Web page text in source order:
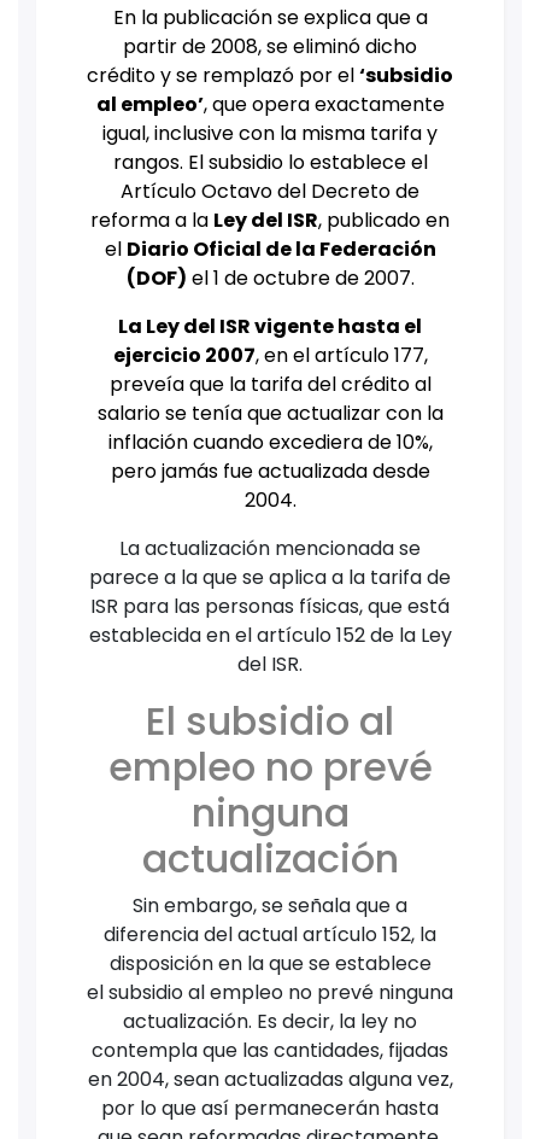
En la publicación se explica que a
partir de 2008, se eliminó dicho
crédito y se remplazó por el‘subsidio
al empleo’, que opera exactamente
igual, inclusive con la misma tarifa y
rangos. El subsidio lo establece el
Artículo Octavo del Decreto de
reforma a la Ley del ISR, publicado en
el Diario Oficial de la Federación
(DOF) el 1 de octubre de 2007.
La Ley del ISR vigente hasta el
ejercicio 2007, en el artículo 177,
preveía que la tarifa del crédito al
salario se tenía que actualizar con la
inflación cuando excediera de 10%,
pero jamás fue actualizada desde
2004.
La actualización mencionada se
parece a la que se aplica a la tarifa de
ISR para las personas físicas, que está
establecida en el artículo 152 de la Ley
del ISR.
El subsidio al
empleo no prevé
ninguna
actualización
Sin embargo, se señala que a
diferencia del actual artículo 152, la
disposición en la que se establece
el subsidio al empleo no prevé ninguna
actualización. Es decir, la ley no
contempla que las cantidades, fijadas
en 2004, sean actualizadas alguna vez,
por lo que así permanecerán hasta